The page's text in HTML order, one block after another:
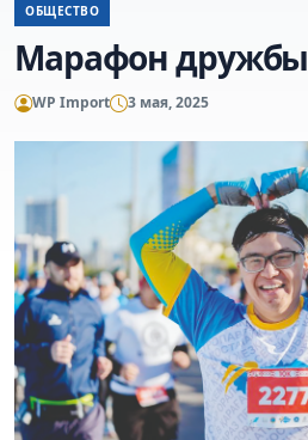
ОБЩЕСТВО
Марафон дружбы
WP Import 3 мая, 2025